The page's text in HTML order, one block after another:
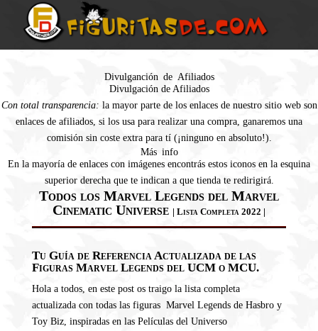
Divulganción de Afiliados
Divulgación de Afiliados
Con total transparencia: la mayor parte de los enlaces de nuestro sitio web son
enlaces de afiliados, si los usa para realizar una compra, ganaremos una
comisión sin coste extra para tí (¡ninguno en absoluto!).
Más info
En la mayoría de enlaces con imágenes encontrás estos iconos en la esquina
superior derecha que te indican a que tienda te redirigirá.
Todos los Marvel Legends del Marvel
Cinematic Universe | Lista Completa 2022 |
Tu Guía de Referencia Actualizada de las
Figuras Marvel Legends del UCM o MCU.
Hola a todos, en este post os traigo la lista completa
actualizada con todas las figuras Marvel Legends de Hasbro y
Toy Biz, inspiradas en las Películas del Universo